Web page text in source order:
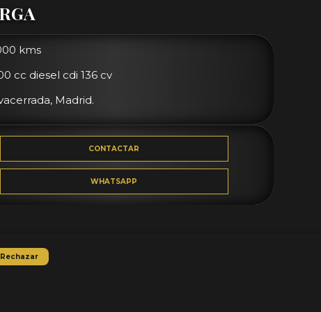
Rechazar
kms
cc diesel cdi 136 cv
Madrid.
CONTACTAR
WHATSAPP